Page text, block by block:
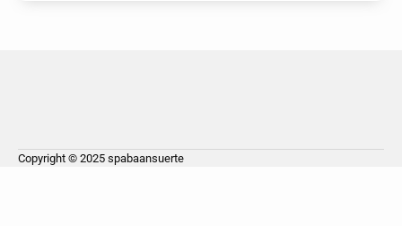
Copyright © 2025 spabaansuerte